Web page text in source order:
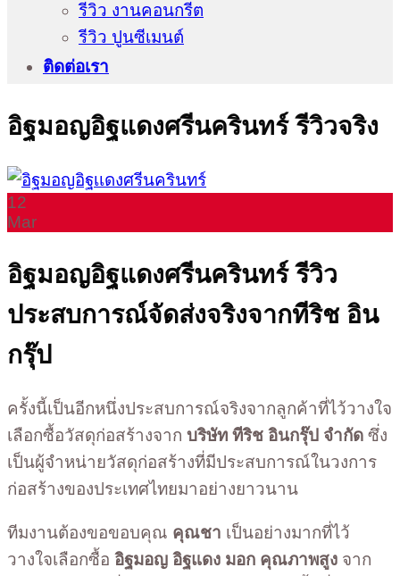
รีวิว งานคอนกรีต
รีวิว ปูนซีเมนต์
ติดต่อเรา
อิฐมอญอิฐแดงศรีนครินทร์ รีวิวจริง
12
Mar
อิฐมอญอิฐแดงศรีนครินทร์ รีวิว
ประสบการณ์จัดส่งจริงจากทีริช อิน
กรุ๊ป
ครั้งนี้เป็นอีกหนึ่งประสบการณ์จริงจากลูกค้าที่ไว้วางใจ
เลือกซื้อวัสดุก่อสร้างจาก บริษัท ทีริช อินกรุ๊ป จำกัด ซึ่ง
เป็นผู้จำหน่ายวัสดุก่อสร้างที่มีประสบการณ์ในวงการ
ก่อสร้างของประเทศไทยมาอย่างยาวนาน
ทีมงานต้องขอขอบคุณ คุณชา เป็นอย่างมากที่ไว้
วางใจเลือกซื้อ อิฐมอญ อิฐแดง มอก คุณภาพสูง จาก